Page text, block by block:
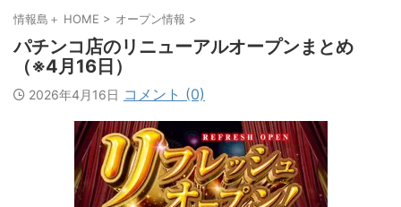
情報島＋ HOME > オープン情報 >
パチンコ店のリニューアルオープンまとめ
（※4月16日）
2026年4月16日 コメント (0)